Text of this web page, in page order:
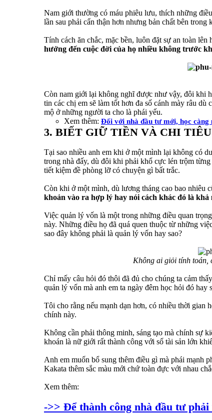
Nam giới thường có máu phiêu lưu, thích những
lần sau phải cẩn thận hơn nhưng bản chất bên
Tính cách ăn chắc, mặc bền, luôn đặt sự an toàn
hưởng đến cuộc đời của họ nhiều không trước
Còn nam giới lại không nghĩ được như vậy, đôi khi
tin các chị em sẽ làm tốt hơn đa số cánh mày râu
mộ ở những người ta cho là phái yếu.
Xem thêm: Đối với nhà đầu tư mới, học càng
3. BIẾT GIỮ TIỀN VÀ CHI
Tại sao nhiều anh em khi ở một mình lại không có
trong nhà đấy, dù đôi khi phải khổ cực lén trộm
tiết kiệm đề phòng lỡ có chuyện gì bất trắc.
Còn khi ở một mình, dù lương tháng cao bao nhiêu
khoản vào ra hợp lý hay nói cách khác đó là
Việc quản lý vốn là một trong những điều quan
này. Những điều họ đã quá quen thuộc từ những
sao đây không phải là quản lý vốn hay sao?
Không ai giỏi tính toán,
Chỉ mấy câu hỏi đó thôi đã đủ cho chúng ta cảm
quản lý vốn mà anh em ta ngày đêm học hỏi đó hay
Tôi cho rằng nếu mạnh dạn hơn, có nhiều thời gian
chính này.
Không cần phải thông minh, sáng tạo mà chính sự
khoán là nữ giới rất thành công với số tài sản lớn
Anh em muốn bổ sung thêm điều gì mà phái mạnh
Kakata thêm sắc màu mới chứ toàn đực với nhau
Xem thêm:
->> Để thành công nhà đầu tư